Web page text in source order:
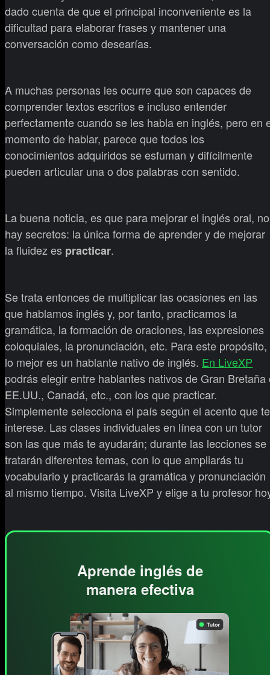
dado cuenta de que el principal inconveniente es la
dificultad para elaborar frases y mantener una
conversación como desearías.
A muchas personas les ocurre que son capaces de
comprender textos escritos e incluso entender
perfectamente cuando se les habla en inglés, pero en
momento de hablar, parece que todos los
conocimientos adquiridos se esfuman y difícilmente
pueden articular una o dos palabras con sentido.
La buena noticia, es que para mejorar el inglés oral, no
hay secretos: la única forma de aprender y de mejorar
la fluidez es practicar.
Se trata entonces de multiplicar las ocasiones en las
que hablamos inglés y, por tanto, practicamos la
gramática, la formación de oraciones, las expresiones
coloquiales, la pronunciación, etc. Para este propósito,
lo mejor es un hablante nativo de inglés. En LiveXP
podrás elegir entre hablantes nativos de Gran Bretaña
EE.UU., Canadá, etc., con los que practicar.
Simplemente selecciona el país según el acento que te
interese. Las clases individuales en línea con un tutor
son las que más te ayudarán; durante las lecciones se
tratarán diferentes temas, con lo que ampliarás tu
vocabulario y practicarás la gramática y pronunciación
al mismo tiempo. Visita LiveXP y elige a tu profesor
Aprende inglés de
manera efectiva